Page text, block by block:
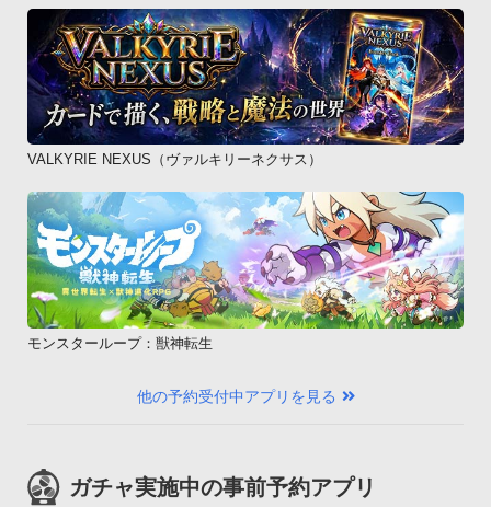
VALKYRIE NEXUS（ヴァルキリーネクサス）
モンスターループ：獣神転生
他の予約受付中アプリを見る
ガチャ実施中の事前予約アプリ